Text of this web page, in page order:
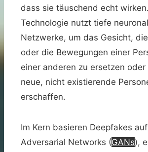
dass sie täuschend echt
Technologie nutzt tiefe
Netzwerke, um das Gesicht,
oder die Bewegungen einer
einer anderen zu ersetzen
neue, nicht existierende
erschaffen.
Im Kern basieren Deepfakes
Adversarial Networks (GANs),